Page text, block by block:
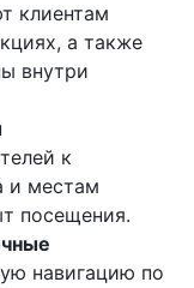
клиентам
а также
внутри
к
и местам
посещения.
навигацию по